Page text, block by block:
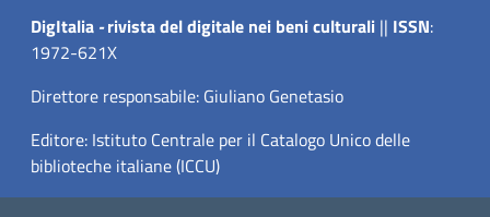
DigItalia -rivista del digitale nei beni culturali || ISSN:
1972-621X
Direttore responsabile: Giuliano Genetasio
Editore: Istituto Centrale per il Catalogo Unico delle
biblioteche italiane (ICCU)